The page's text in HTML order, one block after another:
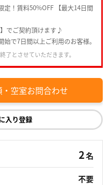
定！賃料50%OFF 【最大14日間
でご契約頂けます♪
始で7日間以上ご利用のお客様。
了とさせていただきます。
・空室お問合わせ
入り登録
2名
不要